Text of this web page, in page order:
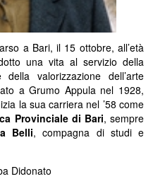
a Bari, il 15 ottobre, all’età
una vita al servizio della
valorizzazione dell’arte
a Grumo Appula nel 1928,
la sua carriera nel ’58 come
Provinciale di Bari, sempre
Belli, compagna di studi e
Didonato